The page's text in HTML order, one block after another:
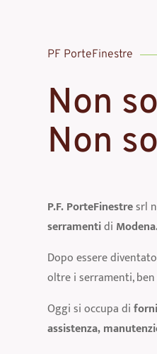
PF PorteFinestre
Non
Non
P.F. PorteFinestresrl
serramentidi
Dopo essere diventato
oltre i serramenti,
Oggi si occupa di
assistenza,